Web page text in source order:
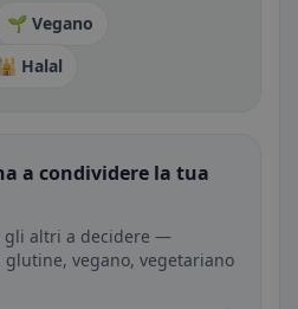
🌱 Vegano
🕌 Halal
a condividere la tua
gli altri a decidere —
vegano, vegetariano